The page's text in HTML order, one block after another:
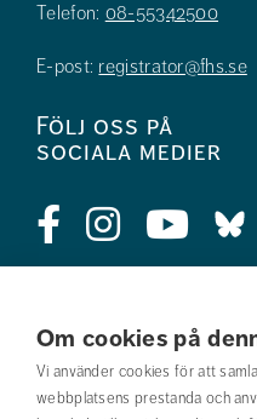
Om cookies på
Vi använder cookies för att
webbplatsens prestanda och
Telefon: 08-55342500
E-post: registrator@fhs.se
Följ oss på
sociala medier
Jobba hos oss
Nyhetsbrev